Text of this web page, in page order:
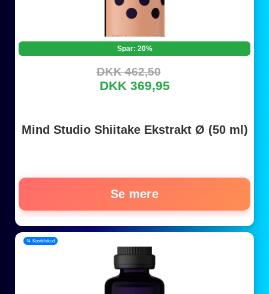
Spar: 20%
DKK 462,50
DKK 369,95
Mind Studio Shiitake Ekstrakt Ø (50 ml)
Se mere
📂 Kosttilskud